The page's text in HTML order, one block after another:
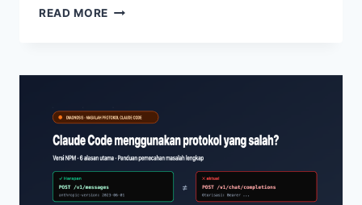
READ MORE CARA
YANG
UNTUK
NANO
BANANA
PRO
3